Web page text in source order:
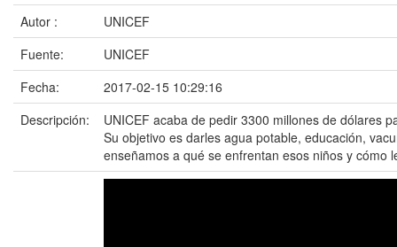
Autor :
UNICEF
Fuente:
UNICEF
Fecha:
2017-02-15 10:29:16
Descripción:
UNICEF acaba de pedir 3300 millones de dólares
Su objetivo es darles agua potable, educación,
enseñamos a qué se enfrentan esos niños y cómo